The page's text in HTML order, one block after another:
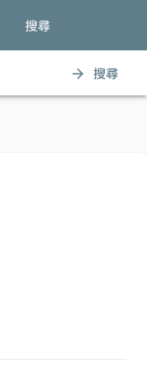
搜尋
arrow_forward 搜尋